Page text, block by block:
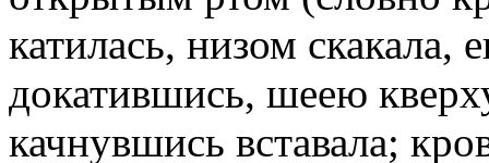
катилась, низом скакала,
докатившись, шеею
качнувшись вставала;